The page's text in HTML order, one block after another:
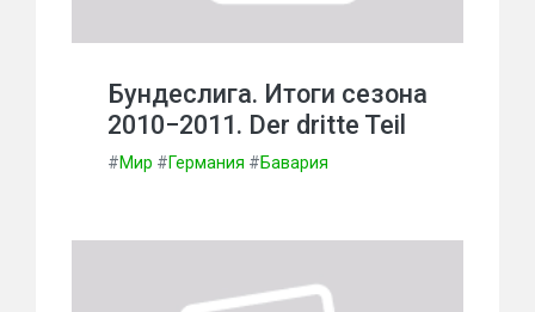
Бундеслига. Итоги сезона
2010−2011. Der dritte Teil
#Мир #Германия #Бавария